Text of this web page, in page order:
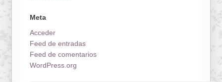
Meta
Acceder
Feed de entradas
Feed de comentarios
WordPress.org